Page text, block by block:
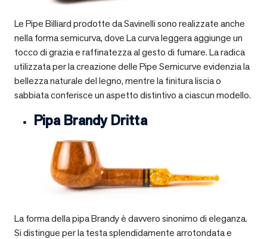
Le Pipe Billiard prodotte da Savinelli sono realizzate anche
nella forma semicurva, dove La curva leggera aggiunge un
tocco di grazia e raffinatezza al gesto di fumare. La radica
utilizzata per la creazione delle Pipe Semicurve evidenzia la
bellezza naturale del legno, mentre la finitura liscia o
sabbiata conferisce un aspetto distintivo a ciascun modello.
Pipa Brandy Dritta
La forma della pipa Brandy è davvero sinonimo di eleganza.
Si distingue per la testa splendidamente arrotondata e